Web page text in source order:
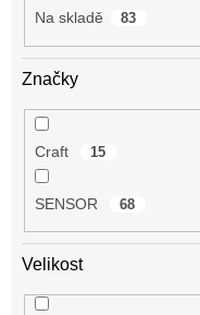
Na skladě 83
Značky
Craft 15
SENSOR 68
Velikost